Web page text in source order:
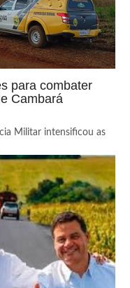
para combater
Cambará
Militar intensificou as